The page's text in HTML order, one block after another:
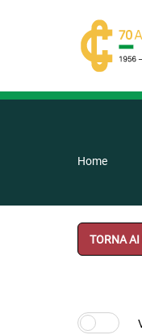
Home
TORNA AI